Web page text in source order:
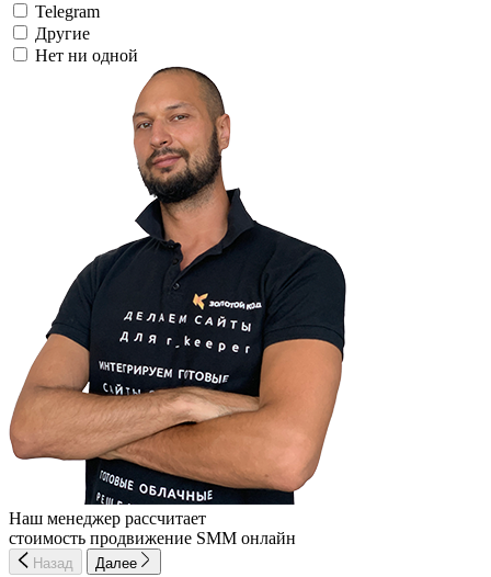
Telegram
Другие
Нет ни одной
Наш менеджер рассчитает
стоимость продвижение SMM онлайн
Назад Далее